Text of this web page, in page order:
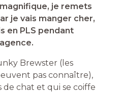
je remets
je vais manger cher,
en PLS pendant
Brewster (les
pas connaître),
chat et qui se coiffe